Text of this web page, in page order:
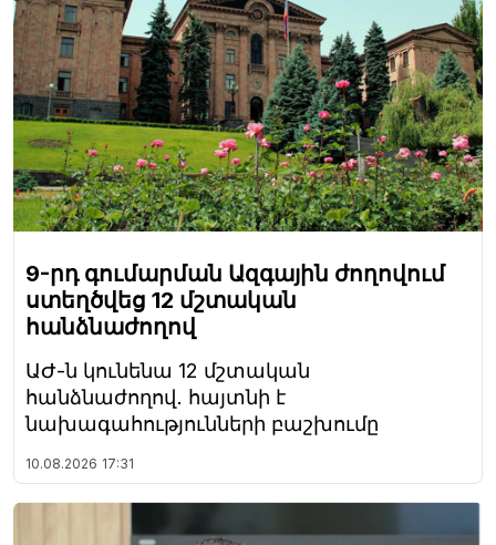
9-րդ գումարման Ազգային ժողովում
ստեղծվեց 12 մշտական
հանձնաժողով
ԱԺ-ն կունենա 12 մշտական
հանձնաժողով․ հայտնի է
նախագահությունների բաշխումը
10.08.2026 17:31